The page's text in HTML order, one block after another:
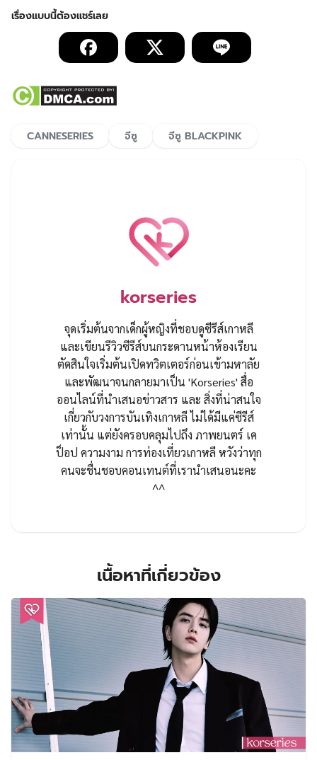
CANNESERIES จีซู จีซู BLACKPINK
korseries
จุดเริ่มต้นจากเด็กผู้หญิงที่ชอบดูซีรีส์เกาหลี
และเขียนรีวิวซีรีส์บนกระดานหน้าห้องเรียน
ตัดสินใจเริ่มต้นเปิดทวิตเตอร์ก่อนเข้ามหาลัย
และพัฒนาจนกลายมาเป็น 'Korseries' สื่อ
ออนไลน์ที่นำเสนอข่าวสาร และ สิ่งที่น่าสนใจ
เกี่ยวกับวงการบันเทิงเกาหลี ไม่ได้มีแค่ซีรีส์
เท่านั้น แต่ยังครอบคลุมไปถึง ภาพยนตร์ เค
ป็อป ความงาม การท่องเที่ยวเกาหลี หวังว่าทุก
คนจะชื่นชอบคอนเทนต์ที่เรานำเสนอนะคะ
^^
เนื้อหาที่เกี่ยวข้อง